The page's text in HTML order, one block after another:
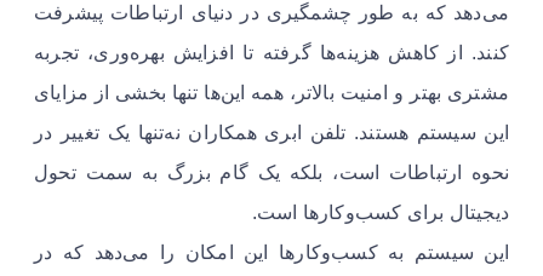
می‌دهد که به طور چشمگیری در دنیای ارتباطات پیشرفت
کنند. از کاهش هزینه‌ها گرفته تا افزایش بهره‌وری، تجربه
مشتری بهتر و امنیت بالاتر، همه این‌ها تنها بخشی از مزایای
این سیستم هستند. تلفن ابری همکاران نه‌تنها یک تغییر در
نحوه ارتباطات است، بلکه یک گام بزرگ به سمت تحول
دیجیتال برای کسب‌وکارها است.
این سیستم به کسب‌وکارها این امکان را می‌دهد که در